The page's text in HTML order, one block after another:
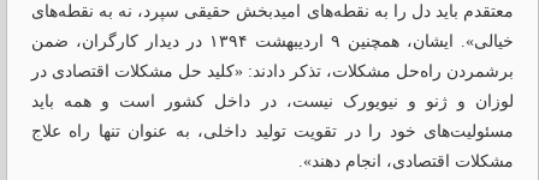
معتقدم باید دل را به نقطه‌‌های امیدبخش حقیقی سپرد، نه به نقطه‌های
خیالی». ایشان، همچنین ۹ اردیبهشت ۱۳۹۴ در دیدار کارگران، ضمن
برشمردن راه‌حل مشکلات، تذکر دادند: «کلید حل مشکلات اقتصادی در
لوزان و ژنو و نیویورک نیست، در داخل کشور است و همه باید
مسئولیت‌های خود را در تقویت تولید داخلی، به عنوان تنها راه علاج
مشکلات اقتصادی، انجام دهند».